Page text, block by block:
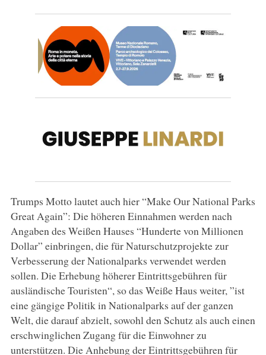
Trumps Motto lautet auch hier “Make Our National Parks
Great Again”: Die höheren Einnahmen werden nach
Angaben des Weißen Hauses “Hunderte von Millionen
Dollar” einbringen, die für Naturschutzprojekte zur
Verbesserung der Nationalparks verwendet werden
sollen. Die Erhebung höherer Eintrittsgebühren für
ausländische Touristen“, so das Weiße Haus weiter, ”ist
eine gängige Politik in Nationalparks auf der ganzen
Welt, die darauf abzielt, sowohl den Schutz als auch einen
erschwinglichen Zugang für die Einwohner zu
unterstützen. Die Anhebung der Eintrittsgebühren für